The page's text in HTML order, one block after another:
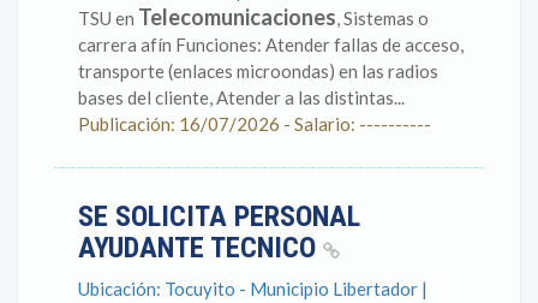
TSU en Telecomunicaciones, Sistemas o
carrera afín Funciones: Atender fallas de acceso,
transporte (enlaces microondas) en las radios
bases del cliente, Atender a las distintas...
Publicación: 16/07/2026 - Salario: ----------
SE SOLICITA PERSONAL
AYUDANTE TECNICO
Ubicación: Tocuyito - Municipio Libertador |